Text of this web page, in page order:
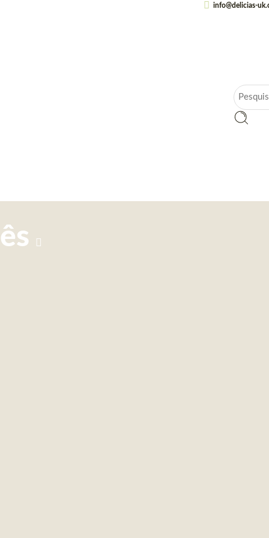
info@delicias-